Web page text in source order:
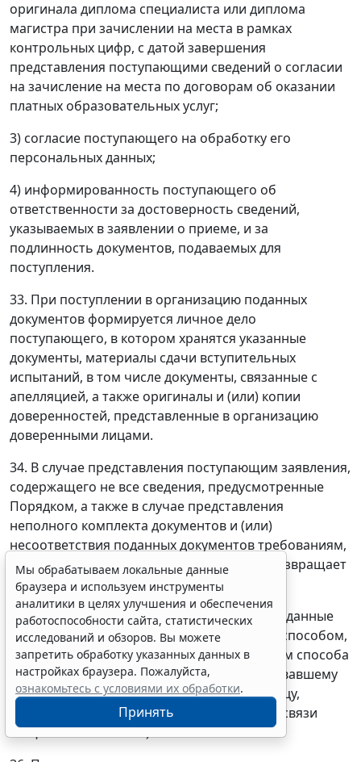
оригинала диплома специалиста или диплома
магистра при зачислении на места в рамках
контрольных цифр, с датой завершения
представления поступающими сведений о согласии
на зачисление на места по договорам об оказании
платных образовательных услуг;
3) согласие поступающего на обработку его
персональных данных;
4) информированность поступающего об
ответственности за достоверность сведений,
указываемых в заявлении о приеме, и за
подлинность документов, подаваемых для
поступления.
33. При поступлении в организацию поданных
документов формируется личное дело
поступающего, в котором хранятся указанные
документы, материалы сдачи вступительных
испытаний, в том числе документы, связанные с
апелляцией, а также оригиналы и (или) копии
доверенностей, представленные в организацию
доверенными лицами.
34. В случае представления поступающим заявления,
содержащего не все сведения, предусмотренные
Порядком, а также в случае представления
неполного комплекта документов и (или)
несоответствия поданных документов требованиям,
установленным Порядком, организация возвращает
документы поступающему.
35. Поступающий имеет право отозвать поданные
документы, подав заявление об их отзыве способом,
указанным в пункте 24 Порядка, с указанием способа
возврата документов (передача лицу, отозвавшему
поданные документы, или доверенному лицу,
направление через операторов почтовой связи
общего пользования).
Мы обрабатываем локальные данные
браузера и используем инструменты
аналитики в целях улучшения и обеспечения
работоспособности сайта, статистических
исследований и обзоров. Вы можете
запретить обработку указанных данных в
настройках браузера. Пожалуйста,
ознакомьтесь с условиями их обработки
Принять
Erid: 4CQwVszH9pWwojUA9Q3 Реклама
Получите полный доступ к системе
ГАРАНТ бесплатно на 3 дня!
Получить доступ